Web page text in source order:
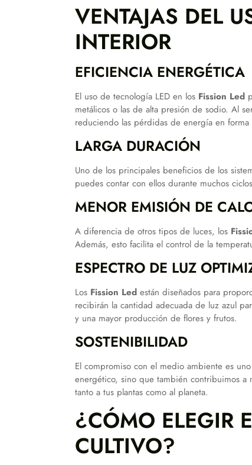
VENTAJAS DEL
INTERIOR
EFICIENCIA ENERGÉTICA
El uso de tecnología LED en los Fission Led
metálicos o las de alta presión de sodio. Al
reduciendo las pérdidas de energía en forma
LARGA DURACIÓN
Uno de los principales beneficios de los
puedes contar con ellos durante muchos
MENOR EMISIÓN DE
A diferencia de otros tipos de luces, los
Además, esto facilita el control de la
ESPECTRO DE LUZ
Los Fission Led están diseñados para
recibirán la cantidad adecuada de luz azul
y una mayor producción de flores y frutos.
SOSTENIBILIDAD
El compromiso con el medio ambiente es
energético, sino que también contribuimos
tanto a tus plantas como al planeta.
¿CÓMO ELEGIR
CULTIVO?